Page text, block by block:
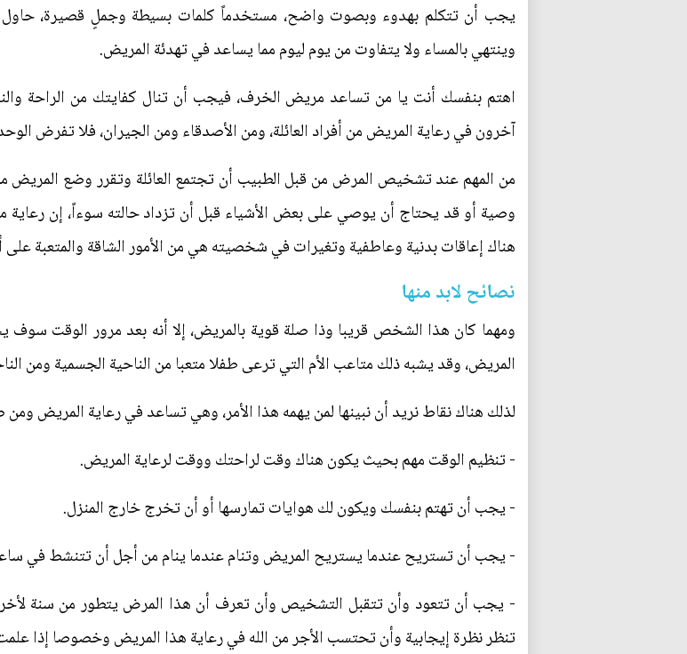
يجب أن تتكلم بهدوء وبصوت واضح، مستخدماً كلمات بسيطة وجملٍ قصيرة،
وينتهي بالمساء ولا يتفاوت من يوم ليوم مما يساعد في تهدئة المريض.
اهتم بنفسك أنت يا من تساعد مريض الخرف، فيجب أن تنال كفايتك من الراحة
آخرون في رعاية المريض من أفراد العائلة، ومن الأصدقاء ومن الجيران، فلا تفرض
من المهم عند تشخيص المرض من قبل الطبيب أن تجتمع العائلة وتقرر وضع المريض من
وصية أو قد يحتاج أن يوصي على بعض الأشياء قبل أن تزداد حالته سوءاً، إن
هناك إعاقات بدنية وعاطفية وتغيرات في شخصيته هي من الأمور الشاقة
نصائح لابد منها
ومهما كان هذا الشخص قريبا وذا صلة قوية بالمريض، إلا أنه بعد مرور الوقت سوف
المريض، وقد يشبه ذلك متاعب الأم التي ترعى طفلا متعبا من الناحية الجسمية ومن
لذلك هناك نقاط نريد أن نبينها لمن يهمه هذا الأمر، وهي تساعد في رعاية المريض ومن
- تنظيم الوقت مهم بحيث يكون هناك وقت لراحتك ووقت لرعاية المريض.
- يجب أن تهتم بنفسك ويكون لك هوايات تمارسها أو أن تخرج خارج المنزل.
- يجب أن تستريح عندما يستريح المريض وتنام عندما ينام من أجل أن تتنشط في
- يجب أن تتعود وأن تتقبل التشخيص وأن تعرف أن هذا المرض يتطور من سنة
تنظر نظرة إيجابية وأن تحتسب الأجر من الله في رعاية هذا المريض وخصوصا إذا